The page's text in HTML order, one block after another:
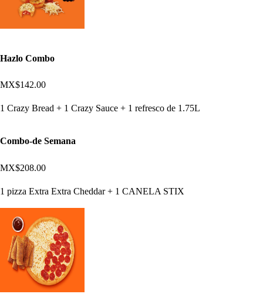
Hazlo Combo
MX$142.00
1 Crazy Bread + 1 Crazy Sauce + 1 refresco de 1.75L
Combo-de Semana
MX$208.00
1 pizza Extra Extra Cheddar + 1 CANELA STIX